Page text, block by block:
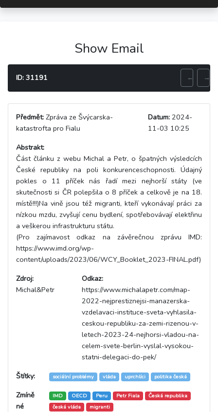
Show Email
ID: 31191 ← →
Předmět: Zpráva ze Švýcarska-
katastrofta pro Fialu
Datum:2024-
11-03 10:25
Abstrakt:
Část článku z webu Michal a Petr, o špatných výsledcích
České republiky na poli konkurenceschopnosti. Údajný
pokles o 11 příček nás řadí mezi nejhorší státy (ve
skutečnosti si ČR polepšila o 8 příček a celkově je na 18.
místě!!!)Na vině jsou též migranti, kteří vykonávají práci za
nízkou mzdu, zvyšují cenu bydlení, spotřebovávají elektřinu
a veškerou infrastrukturu státu.
(Pro zajímavost odkaz na závěrečnou zprávu IMD:
https://www.imd.org/wp-
content/uploads/2023/06/WCY_Booklet_2023-FINAL.pdf)
Zdroj:
Michal&Petr
Odkaz:
https://www.michalapetr.com/map-
2022-nejprestiznejsi-manazerska-
vzdelavaci-instituce-sveta-vyhlasila-
ceskou-republiku-za-zemi-rizenou-v-
letech-2023-24-nejhorsi-vladou-na-
celem-svete-berlin-vyslal-vysokou-
statni-delegaci-do-pek/
Štítky:
sociální problémy vláda uprchlíci politika česká
Zmíně
né
IMD OECD Peru Petr Fiala
Česká republika
česká vláda
migranti